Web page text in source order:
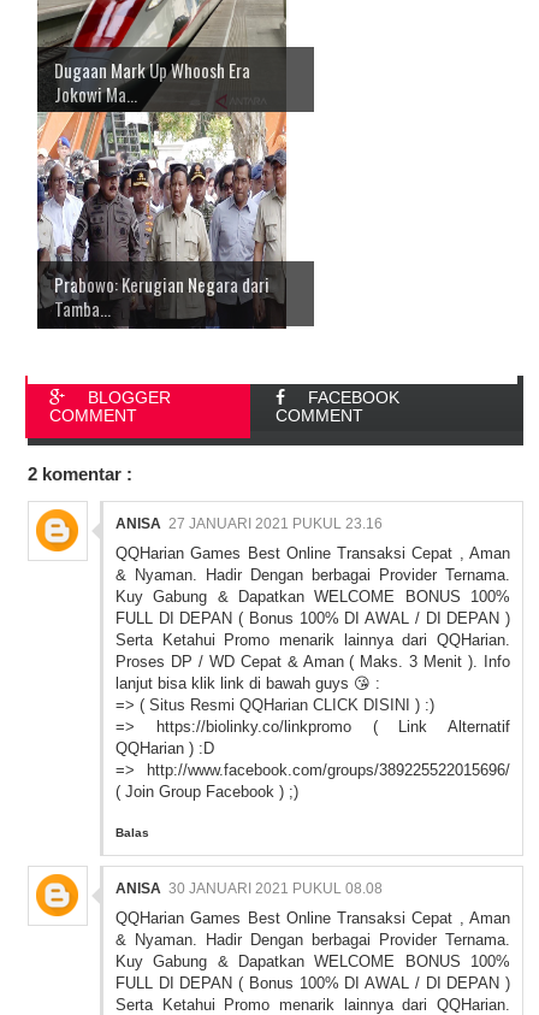
Dugaan Mark Up Whoosh Era
Jokowi Ma...
Prabowo: Kerugian Negara dari
Tamba...
BLOGGER
COMMENT
FACEBOOK
COMMENT
2 komentar :
ANISA 27 JANUARI 2021 PUKUL 23.16
QQHarian Games Best Online Transaksi Cepat , Aman
& Nyaman. Hadir Dengan berbagai Provider Ternama.
Kuy Gabung & Dapatkan WELCOME BONUS 100%
FULL DI DEPAN ( Bonus 100% DI AWAL / DI DEPAN )
Serta Ketahui Promo menarik lainnya dari QQHarian.
Proses DP / WD Cepat & Aman ( Maks. 3 Menit ). Info
lanjut bisa klik link di bawah guys 😘 :
=> ( Situs Resmi QQHarian CLICK DISINI ) :)
=> https://biolinky.co/linkpromo ( Link Alternatif
QQHarian ) :D
=> http://www.facebook.com/groups/389225522015696/
( Join Group Facebook ) ;)
Balas
ANISA 30 JANUARI 2021 PUKUL 08.08
QQHarian Games Best Online Transaksi Cepat , Aman
& Nyaman. Hadir Dengan berbagai Provider Ternama.
Kuy Gabung & Dapatkan WELCOME BONUS 100%
FULL DI DEPAN ( Bonus 100% DI AWAL / DI DEPAN )
Serta Ketahui Promo menarik lainnya dari QQHarian.